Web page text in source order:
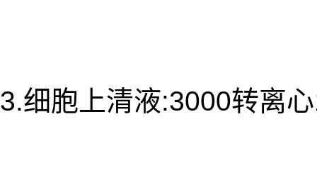
3.细胞上清液:3000转离